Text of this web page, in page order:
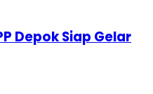
Depok Siap Gelar